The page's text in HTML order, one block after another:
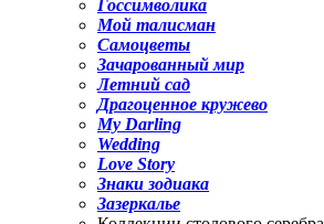
Госсимволика
Мой талисман
Самоцветы
Зачарованный мир
Летний сад
Драгоценное кружево
My Darling
Wedding
Love Story
Знаки зодиака
Зазеркалье